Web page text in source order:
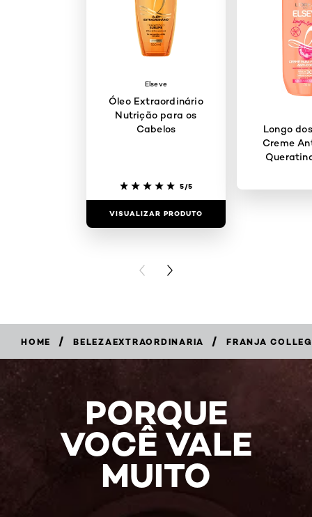
Elseve
Óleo Extraordinário
Nutrição para os
Cabelos
5/5
VISUALIZAR PRODUTO
Longo
Creme
PREVIOUS CARD
NEXT CARD
HOME / BELEZAEXTRAORDINARIA / FRANJA
PORQUE
VOCÊ VALE
MUITO